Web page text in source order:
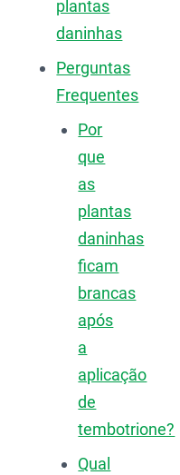
plantas
daninhas
Perguntas
Frequentes
Por
que
as
plantas
daninhas
ficam
brancas
após
a
aplicação
de
tembotrione?
Qual